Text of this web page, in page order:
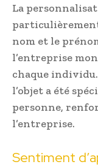
La
nom et le
l’entreprise
chaque
l’objet a été
personne,
l’entreprise.
Sentiment